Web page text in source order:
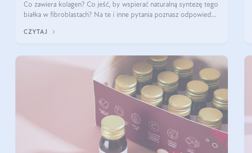
Co zawiera kolagen? Co jeść, by wspierać naturalną syntezę tego
białka w fibroblastach? Na te i inne pytania poznasz odpowiedź
CZYTAJ